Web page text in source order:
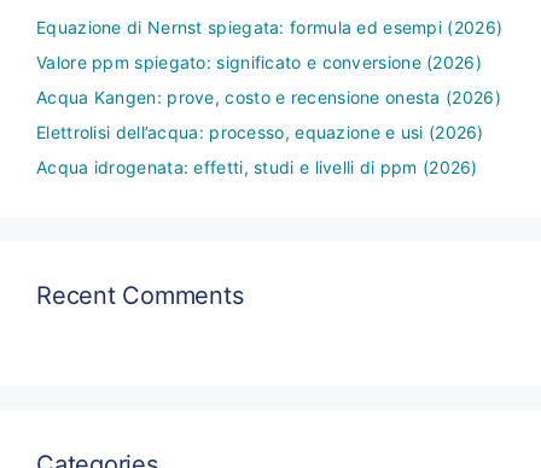
Equazione di Nernst spiegata: formula ed esempi (2026)
Valore ppm spiegato: significato e conversione (2026)
Acqua Kangen: prove, costo e recensione onesta (2026)
Elettrolisi dell’acqua: processo, equazione e usi (2026)
Acqua idrogenata: effetti, studi e livelli di ppm (2026)
Recent Comments